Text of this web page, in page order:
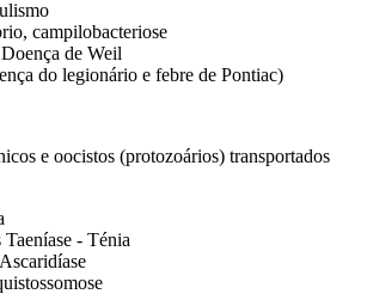
campilobacteriose
de Weil
do legionário e febre de Pontiac)
e oocistos (protozoários) transportados
- Ténia